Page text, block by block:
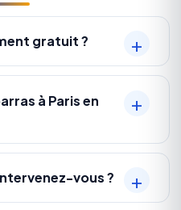
gratuit ?
à Paris en
vous ?